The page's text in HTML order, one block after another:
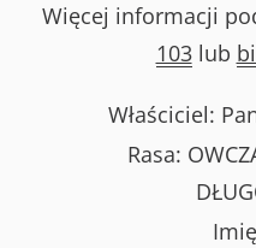
Więcej informacji
103lub
Właściciel:
Rasa: